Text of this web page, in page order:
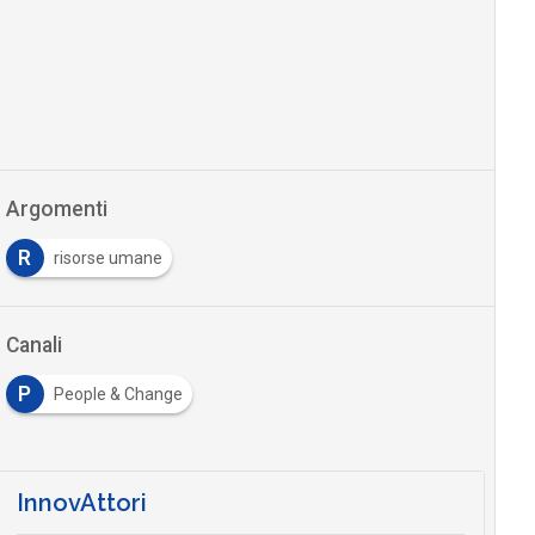
Argomenti
R risorse umane
Canali
P People & Change
InnovAttori